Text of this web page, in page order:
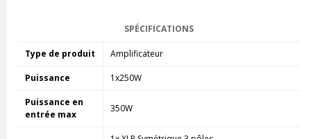
SPÉCIFICATIONS
Type de produit Amplificateur
Puissance 1x250W
Puissance en
entrée max
350W